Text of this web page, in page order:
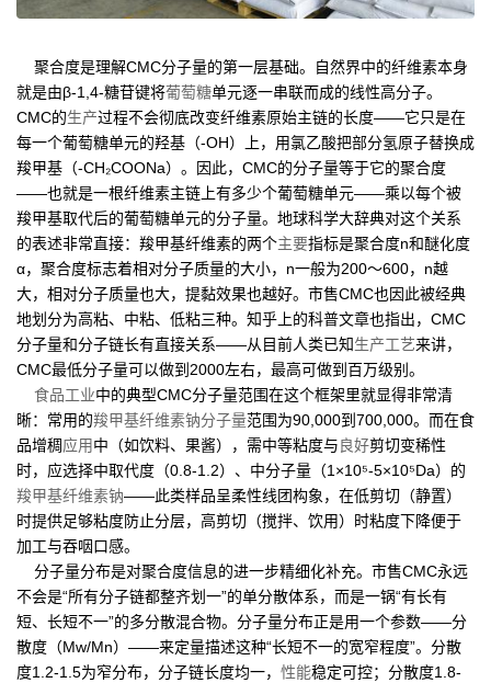
聚合度是理解CMC分子量的第一层基础。自然界中的纤维素本身
就是由β-1,4-糖苷键将葡萄糖单元逐一串联而成的线性高分子。
CMC的生产过程不会彻底改变纤维素原始主链的长度——它只是在
每一个葡萄糖单元的羟基（-OH）上，用氯乙酸把部分氢原子替换成
羧甲基（-CH₂COONa）。因此，CMC的分子量等于它的聚合度
——也就是一根纤维素主链上有多少个葡萄糖单元——乘以每个被
羧甲基取代后的葡萄糖单元的分子量。地球科学大辞典对这个关系
的表述非常直接：羧甲基纤维素的两个主要指标是聚合度n和醚化度
α，聚合度标志着相对分子质量的大小，n一般为200～600，n越
大，相对分子质量也大，提黏效果也越好。市售CMC也因此被经典
地划分为高粘、中粘、低粘三种。知乎上的科普文章也指出，CMC
分子量和分子链长有直接关系——从目前人类已知生产工艺来讲，
CMC最低分子量可以做到2000左右，最高可做到百万级别。
食品工业中的典型CMC分子量范围在这个框架里就显得非常清
晰：常用的羧甲基纤维素钠分子量范围为90,000到700,000。而在食
品增稠应用中（如饮料、果酱），需中等粘度与良好剪切变稀性
时，应选择中取代度（0.8-1.2）、中分子量（1×10⁵-5×10⁵Da）的
羧甲基纤维素钠——此类样品呈柔性线团构象，在低剪切（静置）
时提供足够粘度防止分层，高剪切（搅拌、饮用）时粘度下降便于
加工与吞咽口感。
分子量分布是对聚合度信息的进一步精细化补充。市售CMC永远
不会是“所有分子链都整齐划一”的单分散体系，而是一锅“有长有
短、长短不一”的多分散混合物。分子量分布正是用一个参数——分
散度（Mw/Mn）——来定量描述这种“长短不一的宽窄程度”。分散
度1.2-1.5为窄分布，分子链长度均一， 性能稳定可控；分散度1.8-